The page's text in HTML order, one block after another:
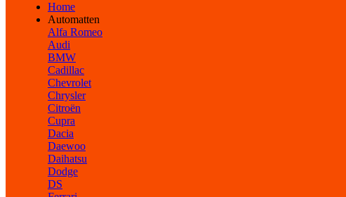
Home
Automatten
Alfa Romeo
Audi
BMW
Cadillac
Chevrolet
Chrysler
Citroën
Cupra
Dacia
Daewoo
Daihatsu
Dodge
DS